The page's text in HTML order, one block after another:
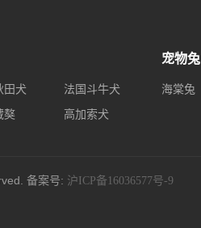
田犬 法国斗牛犬
獒 高加索犬
宠物兔
海棠兔
备案号: 沪ICP备16036577号-9